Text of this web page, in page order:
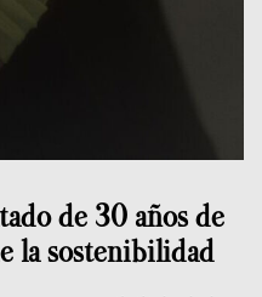
de 30 años de
la sostenibilidad